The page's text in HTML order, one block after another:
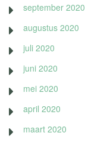
september 2020
augustus 2020
juli 2020
juni 2020
mei 2020
april 2020
maart 2020